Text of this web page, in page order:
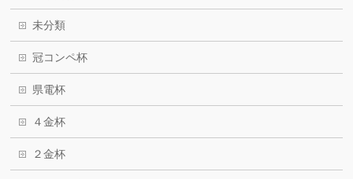
未分類
冠コンペ杯
県電杯
４金杯
２金杯